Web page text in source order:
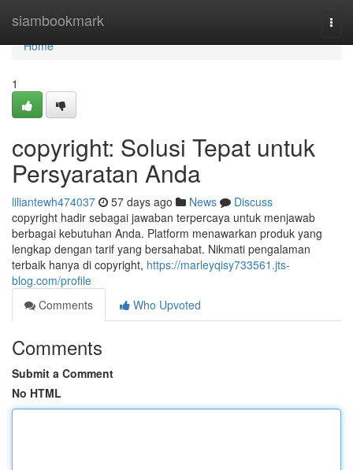
siambookmark
Home
Home
1
copyright: Solusi Tepat untuk
Persyaratan Anda
liliantewh474037 57 days ago News
Discuss
copyright hadir sebagai jawaban terpercaya untuk menjawab
berbagai kebutuhan Anda. Platform menawarkan produk yang
lengkap dengan tarif yang bersahabat. Nikmati pengalaman
terbaik hanya di copyright, https://marleyqisy733561.jts-
blog.com/profile
Comments
Who Upvoted
Comments
Submit a Comment
No HTML